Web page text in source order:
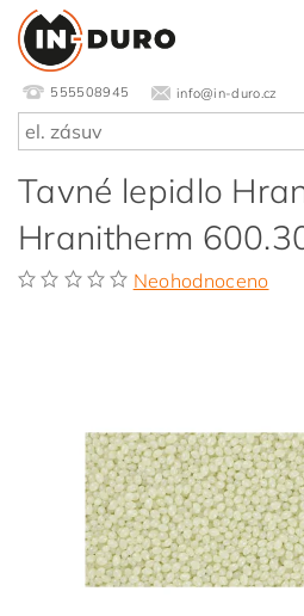
555508945 info@in-duro.cz
Tavné lepidlo
Hranitherm
Neohodnoceno